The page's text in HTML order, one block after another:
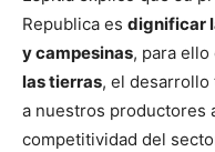
Republica es dignificar
y campesinas, para
las tierras, el
a nuestros productores
competitividad del